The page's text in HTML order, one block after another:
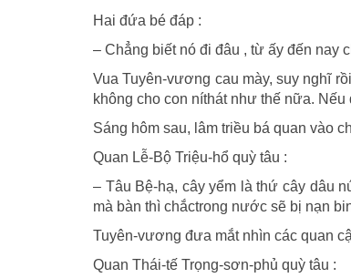
Hai đứa bé đáp :
– Chẳng biết nó đi đâu , từ ấy đến nay
Vua Tuyên-vương cau mày, suy nghĩ
không cho con níthát như thế nữa.
Sáng hôm sau, lâm triều bá quan vào
Quan Lễ-Bộ Triệu-hổ quỳ tâu :
– Tâu Bệ-hạ, cây yểm là thứ cây dâu
mà bàn thì chắctrong nước sẽ bị nạn
Tuyên-vương đưa mắt nhìn các quan
Quan Thái-tế Trọng-sơn-phủ quỳ tâu :